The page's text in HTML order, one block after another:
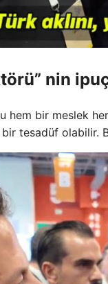
nin
hem bir meslek
tesadüf olabilir.